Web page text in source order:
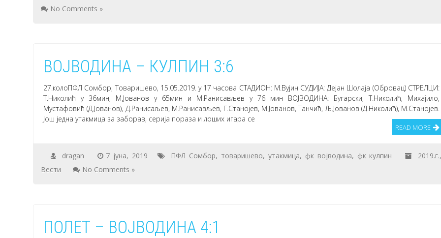
No Comments »
ВОЈВОДИНА – КУЛПИН 3:6
27.колоПФЛ Сомбор, Товаришево, 15.05.2019. у 17 часова СТАДИОН: М.Вујин СУДИЈА: Дејан Шолаја (Обровац) СТРЕЛЦИ:
Т.Николић у 36мин, М.Јованов у 65мин и М.Ранисављев у 76 мин ВОЈВОДИНА: Бугарски, Т.Николић, Михајило,
Мустафовић (Д.Јованов), Д.Ранисаљев, М.Ранисављев, Г.Станојев, М.Јованов, Танчић, Љ.Јованов (Д.Николић), М.Станојев.
Још једна утакмица за заборав, серија пораза и лоших игара се
READ MORE
dragan 7 јуна, 2019 ПФЛ Сомбор, товаришево, утакмица, фк војводина, фк кулпин 2019.г.
Вести
No Comments »
ПОЛЕТ – ВОЈВОДИНА 4:1